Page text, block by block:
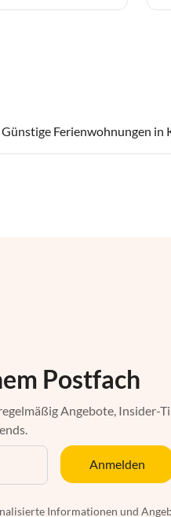
Günstige Ferienwohnungen in
Postfach
Angebote, Insider-
Anmelden
Informationen und